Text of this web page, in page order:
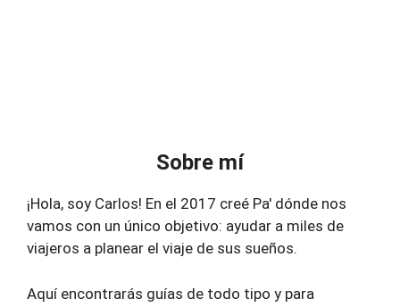
Sobre mí
¡Hola, soy Carlos! En el 2017 creé Pa' dónde nos
vamos con un único objetivo: ayudar a miles de
viajeros a planear el viaje de sus sueños.
Aquí encontrarás guías de todo tipo y para